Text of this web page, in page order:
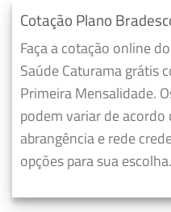
Cotação Plano
Faça a cotação online
Saúde Caturama grátis
Primeira Mensalidade.
podem variar de acordo
abrangência e rede
opções para sua escolha.